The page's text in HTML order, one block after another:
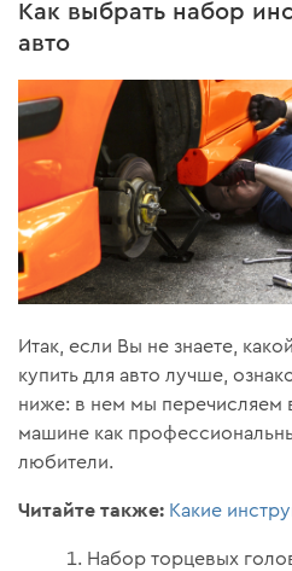
Как выбрать набор
авто
Итак, если Вы не знаете,
купить для авто лучше,
ниже: в нем мы перечисляем
машине как
любители.
Читайте также: Какие
Набор торцевых